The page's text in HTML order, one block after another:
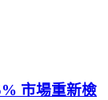
市場重新檢